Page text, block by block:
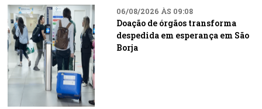
06/08/2026 ÀS 09:08
Doação de órgãos transforma
despedida em esperança em São
Borja